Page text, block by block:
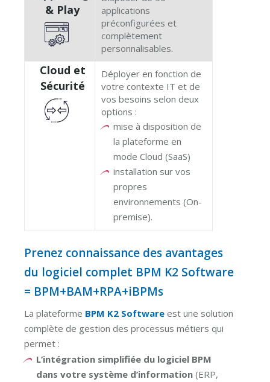
& Play
applications
préconfigurées et
complètement
personnalisables.
Cloud et
Sécurité
Déployer en fonction de
votre contexte IT et de
vos besoins selon deux
options :
mise à disposition de
la plateforme en
mode Cloud (SaaS)
installation sur vos
propres
environnements (On-
premise).
Prenez connaissance des avantages
du logiciel complet BPM K2 Software
= BPM+BAM+RPA+iBPMs
La plateforme BPM K2 Software est une solution
complète de gestion des processus métiers qui
permet :
L’intégration simplifiée du logiciel BPM
dans votre système d’information (ERP,